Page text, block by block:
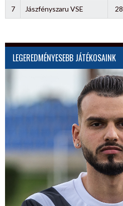
7 Jászfényszaru VSE 28
LEGEREDMÉNYESEBB JÁTÉKOSAINK